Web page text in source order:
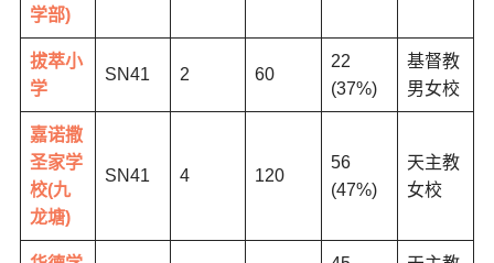
学部)
拔萃小
学
SN41 2 60
22
(37%)
基督教
男女校
嘉诺撒
圣家学
校(九
龙塘)
SN41 4 120
56
(47%)
天主教
女校